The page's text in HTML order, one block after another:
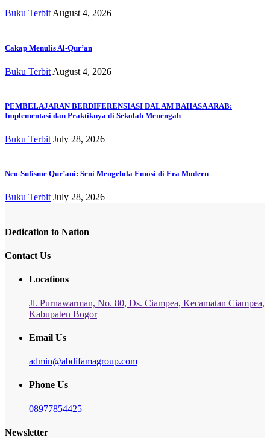
Buku TerbitAugust 4, 2026
Cakap Menulis Al-Qur’an
Buku Terbit August 4, 2026
PEMBELAJARAN BERDIFERENSIASI DALAM BAHASA ARAB:
Implementasi dan Praktiknya di Sekolah Menengah
Buku Terbit July 28, 2026
Neo-Sufisme Qur’ani: Seni Mengelola Emosi di Era Modern
Buku Terbit July 28, 2026
Dedication to Nation
Contact Us
Locations
Jl. Purnawarman, No. 80, Ds. Ciampea, Kecamatan Ciampea,
Kabupaten Bogor
Email Us
admin@abdifamagroup.com
Phone Us
08977854425
Newsletter